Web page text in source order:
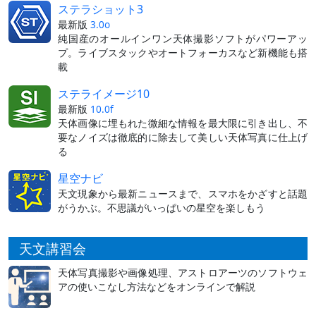
ステラショット3
最新版 3.0o
純国産のオールインワン天体撮影ソフトがパワーアッ
プ。ライブスタックやオートフォーカスなど新機能も搭
載
ステライメージ10
最新版 10.0f
天体画像に埋もれた微細な情報を最大限に引き出し、不
要なノイズは徹底的に除去して美しい天体写真に仕上げ
る
星空ナビ
天文現象から最新ニュースまで、スマホをかざすと話題
がうかぶ。不思議がいっぱいの星空を楽しもう
天文講習会
天体写真撮影や画像処理、アストロアーツのソフトウェ
アの使いこなし方法などをオンラインで解説